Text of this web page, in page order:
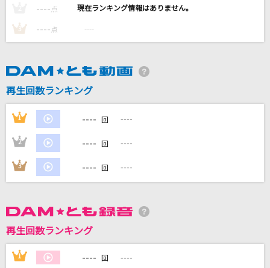
カラオケをもっと楽しもう！
自宅でカラオケ歌い放題！
---- 点 ----
3 ---- 点 ----
再生回数ランキング
1 ---- 回 ----
2 ---- 回 ----
3 ---- 回 ----
再生回数ランキング
1 ---- 回 ----